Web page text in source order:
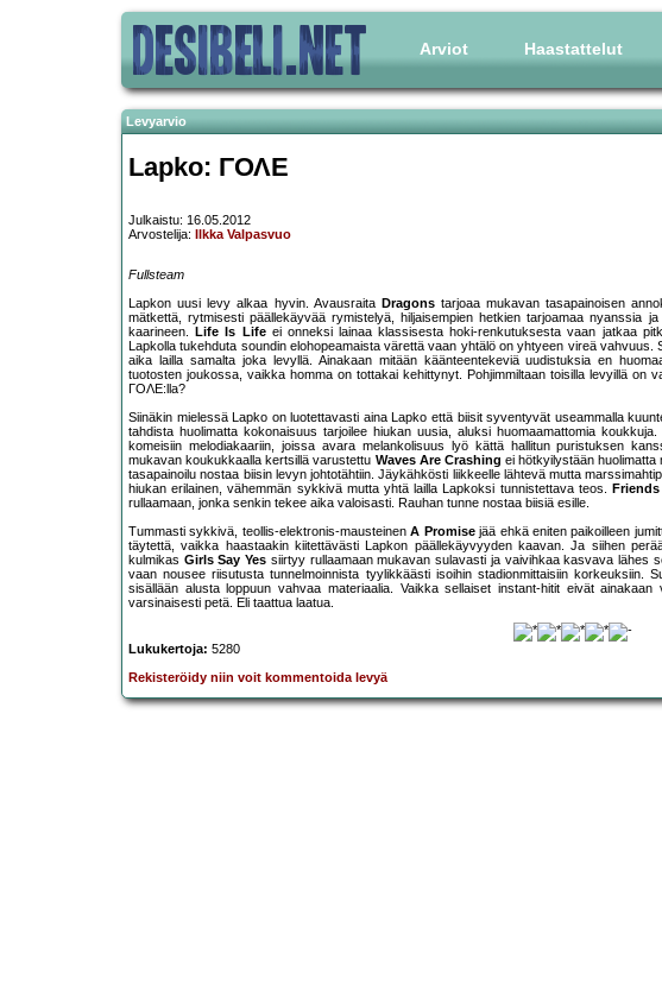
Arviot Haastattelut
Levyarvio
Lapko: ΓΟΛΕ
Julkaistu: 16.05.2012
Arvostelija:
Ilkka Valpasvuo
Fullsteam
Lapkon uusi levy alkaa hyvin. Avausraita Dragonstarjoaa mukavan tasapainoisen
mätkettä, rytmisesti päällekäyvää rymistelyä, hiljaisempien hetkien tarjoamaa nyanssia ja
kaarineen.
Life Is Lifeei onneksi lainaa klassisesta hoki-renkutuksesta vaan jatkaa
Lapkolla tukehduta soundin elohopeamaista värettä vaan yhtälö on yhtyeen vireä
aika lailla samalta joka levyllä. Ainakaan mitään käänteentekeviä uudistuksia en
tuotosten joukossa, vaikka homma on tottakai kehittynyt. Pohjimmiltaan toisilla levyillä on
ΓΟΛΕ:lla?
Siinäkin mielessä Lapko on luotettavasti aina Lapko että biisit syventyvät useammalla
tahdista huolimatta kokonaisuus tarjoilee hiukan uusia, aluksi huomaamattomia koukkuja.
komeisiin melodiakaariin, joissa avara melankolisuus lyö kättä hallitun puristuksen
mukavan koukukkaalla kertsillä varustettu Waves Are Crashing ei hötkyilystään huolimatta
tasapainoilu nostaa biisin levyn johtotähtiin. Jäykähkösti liikkeelle lähtevä mutta
hiukan erilainen, vähemmän sykkivä mutta yhtä lailla Lapkoksi tunnistettava teos.
rullaamaan, jonka senkin tekee aika valoisasti. Rauhan tunne nostaa biisiä esille.
Tummasti sykkivä, teollis-elektronis-mausteinenA Promisejää ehkä eniten paikoilleen
täytettä, vaikka haastaakin kiitettävästi Lapkon päällekäyvyyden kaavan. Ja siihen
kulmikas Girls Say Yes siirtyy rullaamaan mukavan sulavasti ja vaivihkaa kasvava lähes
vaan nousee riisutusta tunnelmoinnista tyylikkäästi isoihin stadionmittaisiin
sisällään alusta loppuun vahvaa materiaalia. Vaikka sellaiset instant-hitit eivät
varsinaisesti petä. Eli taattua laatua.
Lukukertoja: 5280
Rekisteröidy niin voit kommentoida levyä